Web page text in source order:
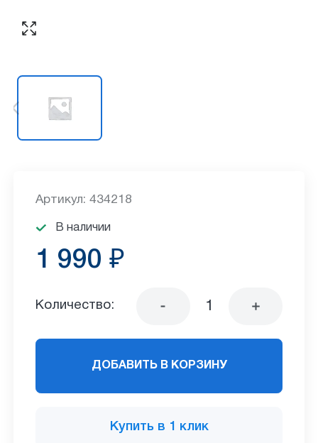
Артикул: 434218
В наличии
1 990 ₽
Количество:
ДОБАВИТЬ В КОРЗИНУ
Купить в 1 клик